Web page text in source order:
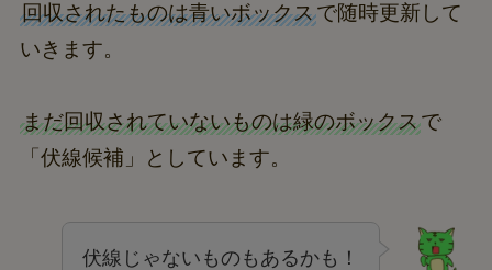
回収されたものは青いボックスで随時更新して
いきます。
まだ回収されていないものは緑のボックスで
「伏線候補」としています。
伏線じゃないものもあるかも！